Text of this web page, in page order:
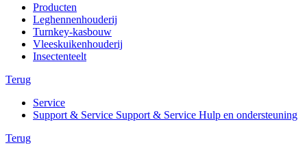
Producten
Leghennenhouderij
Turnkey-kasbouw
Vleeskuikenhouderij
Insectenteelt
Terug
Service
Support & Service Support & Service Hulp en ondersteuning
Terug